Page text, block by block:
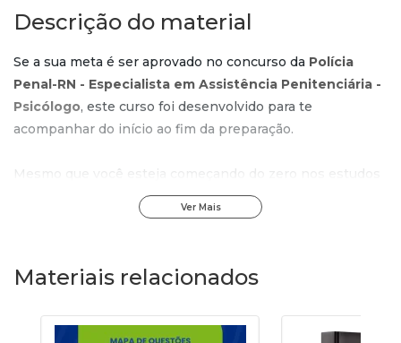
Descrição do material
Se a sua meta é ser aprovado no concurso da Polícia
Penal-RN - Especialista em Assistência Penitenciária -
Psicólogo, este curso foi desenvolvido para te
acompanhar do início ao fim da preparação.
Mesmo que você esteja começando do zero nos estudos
para concursos, o conteúdo foi estruturado para oferecer
um percurso claro, organizado e sem complicações,
Elas apresentam os temas de forma objetiva, com
estudo mais leve e eficiente.
Ver Mais
Materiais relacionados